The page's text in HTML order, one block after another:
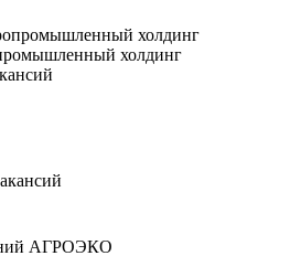
холдинг